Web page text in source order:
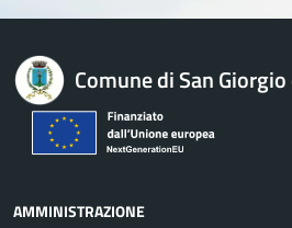
Comune di San
AMMINISTRAZIONE